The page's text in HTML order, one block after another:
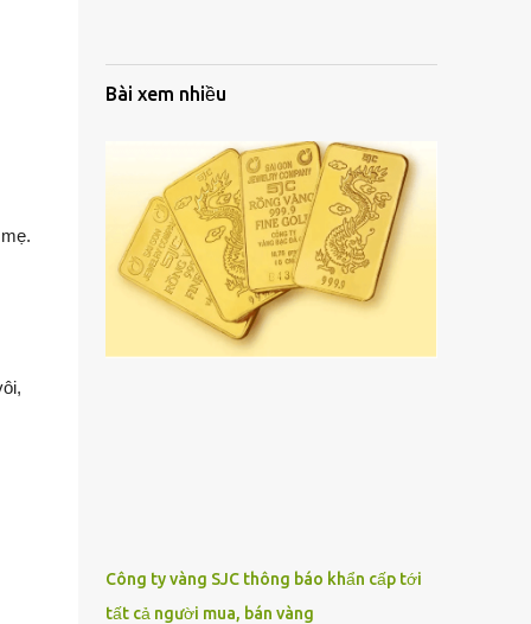
Bài xem nhiều
Công ty vàng SJC thông báo khẩn cấp tới
tất cả người mua, bán vàng